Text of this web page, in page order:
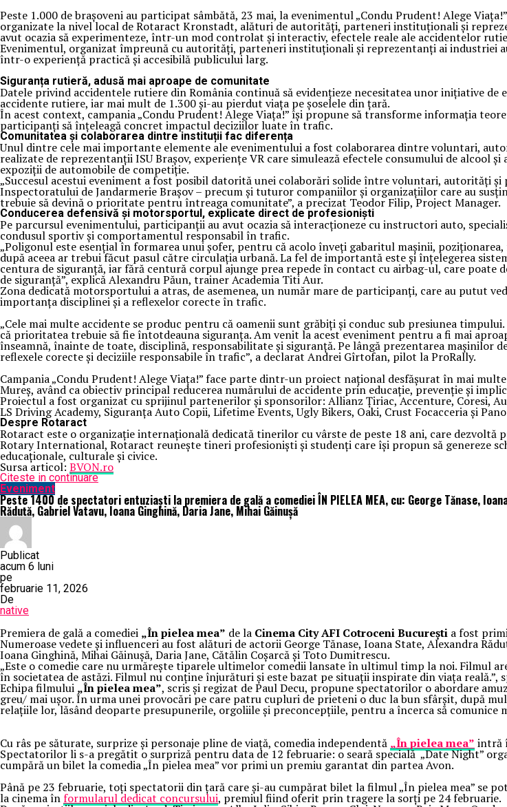
Peste 1.000 de brașoveni au participat sâmbătă, 23 mai, la evenimentul „Condu Prudent! Alege
organizate la nivel local de Rotaract Kronstadt, alături de autorități, parteneri instituționali și
avut ocazia să experimenteze, într-un mod controlat și interactiv, efectele reale ale accidentelor
Evenimentul, organizat împreună cu autorități, parteneri instituționali și reprezentanți ai
într-o experiență practică și accesibilă publicului larg.
Siguranța rutieră, adusă mai aproape de comunitate
Datele privind accidentele rutiere din România continuă să evidențieze necesitatea unor inițiative
accidente rutiere, iar mai mult de 1.300 și-au pierdut viața pe șoselele din țară.
În acest context, campania „Condu Prudent! Alege Viața!” își propune să transforme informația
participanți să înțeleagă concret impactul deciziilor luate în trafic.
Comunitatea și colaborarea dintre instituții fac diferența
Unul dintre cele mai importante elemente ale evenimentului a fost colaborarea dintre voluntari,
realizate de reprezentanții ISU Brașov, experiențe VR care simulează efectele consumului de alcool
expoziții de automobile de competiție.
„Succesul acestui eveniment a fost posibil datorită unei colaborări solide între voluntari, autorități
Inspectoratului de Jandarmerie Brașov – precum și tuturor companiilor și organizațiilor care au
trebuie să devină o prioritate pentru întreaga comunitate”, a precizat Teodor Filip, Project Manager.
Conducerea defensivă și motorsportul, explicate direct de profesioniști
Pe parcursul evenimentului, participanții au avut ocazia să interacționeze cu instructori auto,
condusul sportiv și comportamentul responsabil în trafic.
„Poligonul este esențial în formarea unui șofer, pentru că acolo înveți gabaritul mașinii,
după aceea ar trebui făcut pasul către circulația urbană. La fel de importantă este și înțelegerea
centura de siguranță, iar fără centură corpul ajunge prea repede în contact cu airbag-ul, care poate
de siguranță”, explică Alexandru Păun, trainer Academia Titi Aur.
Zona dedicată motorsportului a atras, de asemenea, un număr mare de participanți, care au putut
importanța disciplinei și a reflexelor corecte în trafic.
„Cele mai multe accidente se produc pentru că oamenii sunt grăbiți și conduc sub presiunea
că prioritatea trebuie să fie întotdeauna siguranța. Am venit la acest eveniment pentru a fi mai
înseamnă, înainte de toate, disciplină, responsabilitate și siguranță. Pe lângă prezentarea
reflexele corecte și deciziile responsabile în trafic”, a declarat Andrei Gîrtofan, pilot la ProRally.
Campania „Condu Prudent! Alege Viața!” face parte dintr-un proiect național desfășurat în mai
Mureș, având ca obiectiv principal reducerea numărului de accidente prin educație, prevenție și
Proiectul a fost organizat cu sprijinul partenerilor și sponsorilor: Allianz Țiriac, Accenture, Coresi,
LS Driving Academy, Siguranța Auto Copii, Lifetime Events, Ugly Bikers, Oaki, Crust Focacceria și
Despre Rotaract
Rotaract este o organizație internațională dedicată tinerilor cu vârste de peste 18 ani, care
Rotary International, Rotaract reunește tineri profesioniști și studenți care își propun să genereze
educaționale, culturale și civice.
Sursa articol: BVON.ro
Citeste in continuare
Eveniment
Peste 1400 de spectatori entuziaști la premiera de gală a comediei ÎN PIELEA MEA, cu: George Tănase,
Răduță, Gabriel Vatavu, Ioana Ginghină, Daria Jane, Mihai Găinușă
Publicat
acum 6 luni
pe
februarie 11, 2026
De
native
Premiera de gală a comediei „În pielea mea” de la Cinema City AFI Cotroceni București a fost
Numeroase vedete și influenceri au fost alături de actorii George Tănase, Ioana State, Alexandra
Ioana Ginghină, Mihai Găinușă, Daria Jane, Cătălin Coșarcă și Toto Dumitrescu.
„Este o comedie care nu urmărește tiparele ultimelor comedii lansate în ultimul timp la noi. Filmul
în societatea de astăzi. Filmul nu conține înjurături și este bazat pe situații inspirate din viața reală.”,
Echipa filmului „În pielea mea”, scris și regizat de Paul Decu, propune spectatorilor o abordare
greu/ mai ușor. În urma unei provocări pe care patru cupluri de prieteni o duc la bun sfârșit, după
relațiile lor, lăsând deoparte presupunerile, orgoliile și preconcepțiile, pentru a încerca să comunice
Cu râs pe săturate, surprize și personaje pline de viață, comedia independentă „În pielea mea” intră
Spectatorilor li s-a pregătit o surpriză pentru data de 12 februarie: o seară specială „Date Night”
cumpără un bilet la comedia „În pielea mea” vor primi un premiu garantat din partea Avon.
Până pe 23 februarie, toți spectatorii din țară care și-au cumpărat bilet la filmul „În pielea mea” se
la cinema înformularul dedicat concursului, premiul fiind oferit prin tragere la sorți pe 24 februarie.